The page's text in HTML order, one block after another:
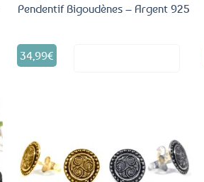
Pendentif Bigoudènes – Argent 925
34,99€
Ajouter
aux
favoris